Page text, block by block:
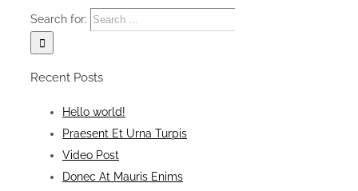
Search for:
Recent Posts
Hello world!
Praesent Et Urna Turpis
Video Post
Donec At Mauris Enims